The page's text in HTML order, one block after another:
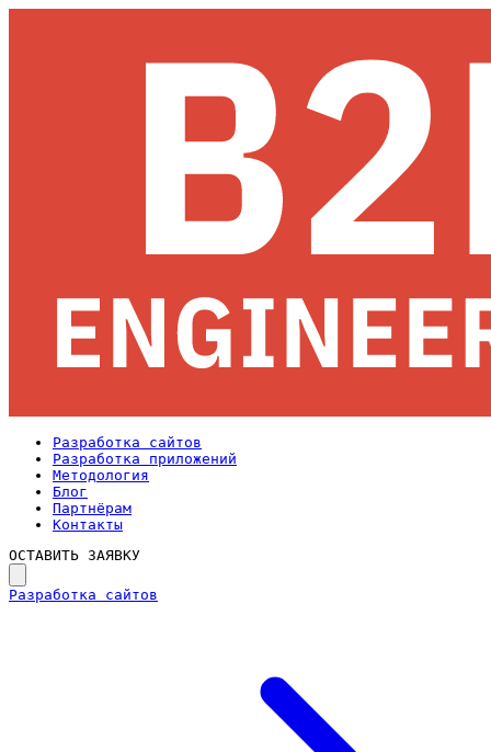
Разработка сайтов
Разработка приложений
Методология
Блог
Партнёрам
Контакты
ОСТАВИТЬ ЗАЯВКУ
Разработка сайтов